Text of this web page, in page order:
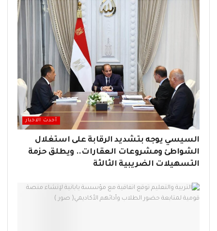
أحدث الاخبار
السيسي يوجه بتشديد الرقابة على استغلال
الشواطئ ومشروعات العقارات.. ويطلق حزمة
التسهيلات الضريبية الثالثة